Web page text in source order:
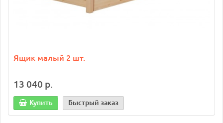
Ящик малый 2 шт.
13 040 р.
Купить Быстрый заказ